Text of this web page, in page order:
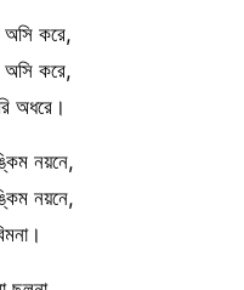
অসি করে,
অসি করে,
অধরে।
নয়নে,
নয়নে,